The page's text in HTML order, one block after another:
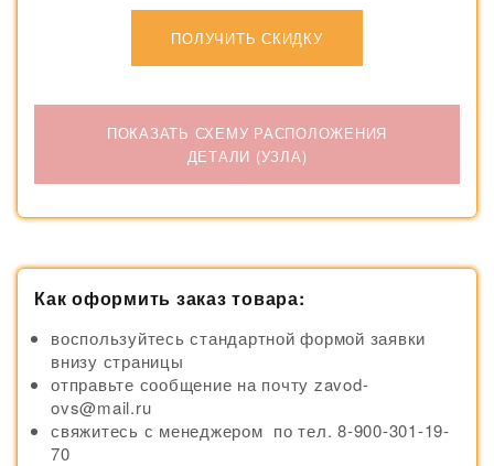
ПОЛУЧИТЬ СКИДКУ
ПОКАЗАТЬ СХЕМУ РАСПОЛОЖЕНИЯ
ДЕТАЛИ (УЗЛА)
Как оформить заказ товара:
воспользуйтесь стандартной формой заявки
внизу страницы
отправьте сообщение на почту zavod-
ovs@mail.ru
свяжитесь с менеджером по тел. 8-900-301-19-
70